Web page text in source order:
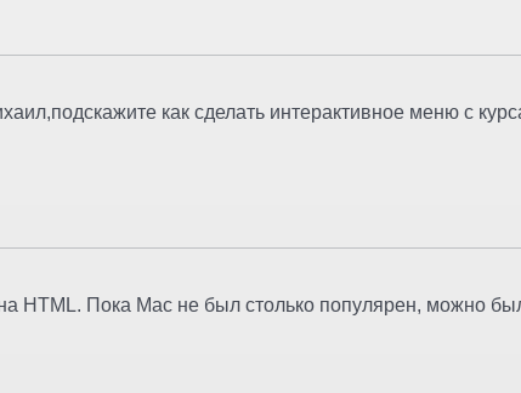
как сделать интерактивное меню с
HTML. Пока Mac не был столько популярен, можно